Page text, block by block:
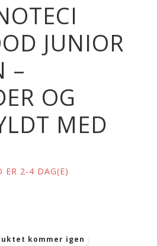
JUNIOR
–
OG
MED
ER 2-4 DAG(E)
kommer igen